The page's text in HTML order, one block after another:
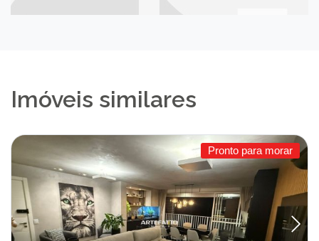
Imóveis similares
Pronto para morar